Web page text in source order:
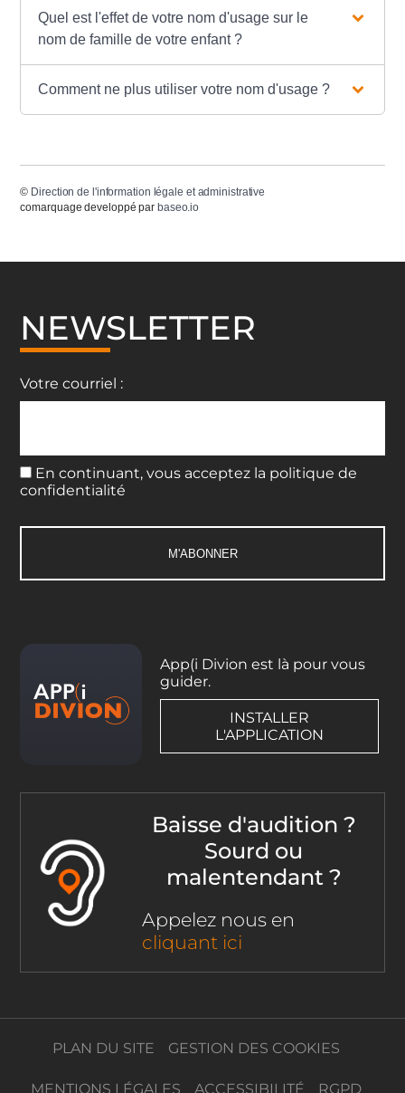
Quel est l'effet de votre nom d'usage sur le
nom de famille de votre enfant ?
Comment ne plus utiliser votre nom d'usage ?
© Direction de l'information légale et administrative
comarquage developpé par baseo.io
NEWSLETTER
Votre courriel :
En continuant, vous acceptez la politique de
confidentialité
App(i Divion est là pour vous
guider.
INSTALLER
L'APPLICATION
Baisse d'audition ?
Sourd ou
malentendant ?
Appelez nous en
cliquant ici
PLAN DU SITE GESTION DES COOKIES
MENTIONS LÉGALES ACCESSIBILITÉ RGPD